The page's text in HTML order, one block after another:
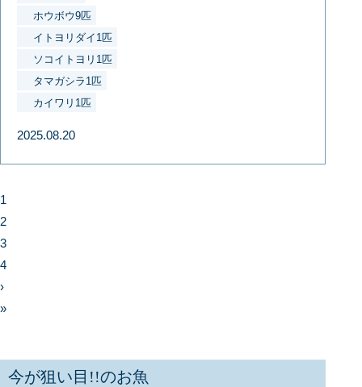
ホウボウ9匹
イトヨリダイ1匹
ソコイトヨリ1匹
タマガシラ1匹
カイワリ1匹
2025.08.20
1
2
3
4
›
»
今が狙い目!!のお魚